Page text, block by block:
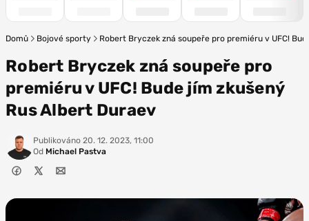
Domů Bojové sporty Robert Bryczek zná soupeře pro premiéru v UFC!
Robert Bryczek zná soupeře pro
premiéru v UFC! Bude jím zkušený
Rus Albert Duraev
Publikováno 20. 12. 2023, 11:00
Od Michael Pastva